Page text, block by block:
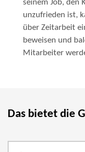
seinem Job, den
unzufrieden ist,
über Zeitarbeit
beweisen und
Mitarbeiter
Das bietet die